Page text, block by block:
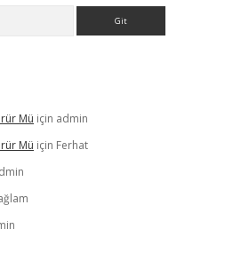
Mü için admin
Mü için Ferhat